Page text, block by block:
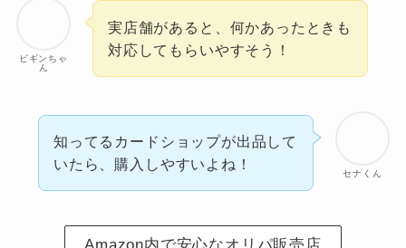
ビギンちゃ
ん
実店舗があると、何かあったときも
対応してもらいやすそう！
セナくん
知ってるカードショップが出品して
いたら、購入しやすいよね！